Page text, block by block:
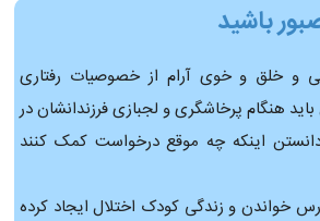
باشید
و خلق و خوی آرام از خصوصیات رفتاری
هنگام پرخاشگری و لجبازی فرزندانشان در
اینکه چه موقع درخواست کمک کنند
درس خواندن و زندگی کودک اختلال ایجاد کرده